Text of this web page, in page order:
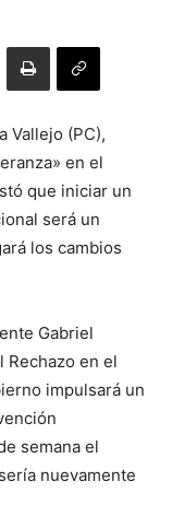
Vallejo (PC),
en el
que iniciar un
será un
los cambios
Gabriel
Rechazo en el
impulsará un
semana el
nuevamente